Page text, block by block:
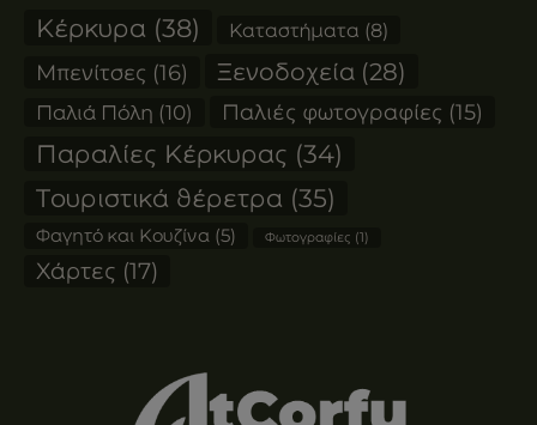
Κέρκυρα (38) Καταστήματα (8)
Μπενίτσες (16) Ξενοδοχεία (28)
Παλιά Πόλη (10) Παλιές φωτογραφίες (15)
Παραλίες Κέρκυρας (34)
Τουριστικά θέρετρα (35)
Φαγητό και Κουζίνα (5) Φωτογραφίες (1)
Χάρτες (17)